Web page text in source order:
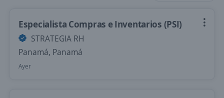
Especialista Compras e Inventarios (PSI)
STRATEGIA RH
Panamá, Panamá
Ayer